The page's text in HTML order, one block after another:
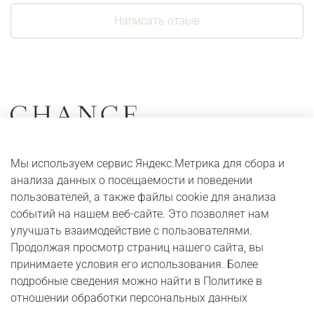
Написать отзыв
Серьги
Кольца
Колье
Браслеты
Адреса и контакты
Оплата и доставка
Digital журнал
Бонусная программа
Мы используем сервис Яндекс.Метрика для сбора и
анализа данных о посещаемости и поведении
пользователей, а также файлы cookie для анализа
событий на нашем веб-сайте. Это позволяет нам
улучшать взаимодействие с пользователями.
Продолжая просмотр страниц нашего сайта, вы
принимаете условия его использования. Более
подробные сведения можно найти в Политике в
отношении обработки персональных данных